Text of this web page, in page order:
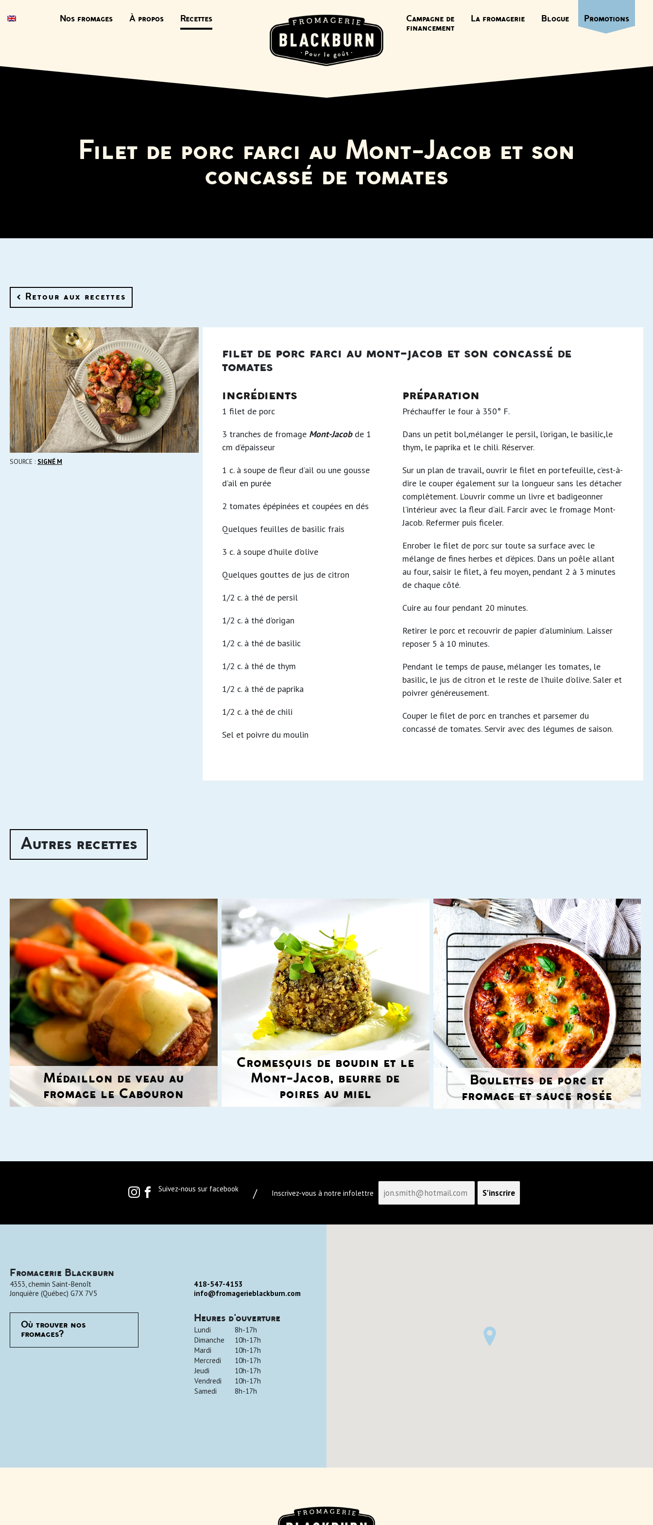
Nos fromages À propos Recettes
Campagne de
financement
La fromagerie Blogue Promotions
Filet de porc farci au Mont-Jacob et son
concassé de tomates
< Retour aux recettes
SOURCE : SIGNÉ M
filet de porc farci au mont-jacob et son concassé de
tomates
ingrédients
1 filet de porc
3 tranches de fromageMont-Jacobde 1
cm d’épaisseur
1 c. à soupe de fleur d’ail ou une gousse
d’ail en purée
2 tomates épépinées et coupées en dés
Quelques feuilles de basilic frais
3 c. à soupe d’huile d’olive
Quelques gouttes de jus de citron
1/2 c. à thé de persil
1/2 c. à thé d’origan
1/2 c. à thé de basilic
1/2 c. à thé de thym
1/2 c. à thé de paprika
1/2 c. à thé de chili
Sel et poivre du moulin
préparation
Préchauffer le four à 350° F.
Dans un petit bol,mélanger le persil, l’origan, le basilic,le
thym, le paprika et le chili. Réserver.
Sur un plan de travail, ouvrir le filet en portefeuille, c’est-à-
dire le couper également sur la longueur sans les détacher
complètement. L’ouvrir comme un livre et badigeonner
l’intérieur avec la fleur d’ail. Farcir avec le fromage Mont-
Jacob. Refermer puis ficeler.
Enrober le filet de porc sur toute sa surface avec le
mélange de fines herbes et d’épices. Dans un poêle allant
au four, saisir le filet, à feu moyen, pendant 2 à 3 minutes
de chaque côté.
Cuire au four pendant 20 minutes.
Retirer le porc et recouvrir de papier d’aluminium. Laisser
reposer 5 à 10 minutes.
Pendant le temps de pause, mélanger les tomates, le
basilic, le jus de citron et le reste de l’huile d’olive. Saler et
poivrer généreusement.
Couper le filet de porc en tranches et parsemer du
concassé de tomates. Servir avec des légumes de saison.
Autres recettes
Médaillon de veau au
fromage le Cabouron
Cromesquis de boudin et le
Mont-Jacob, beurre de
poires au miel
Boulettes de porc et
fromage et sauce rosée
Suivez-nous sur facebook / Inscrivez-vous à notre infolettre
Fromagerie Blackburn
4353, chemin Saint-Benoît
Jonquière (Québec) G7X 7V5
418-547-4153
info@fromagerieblackburn.com
Où trouver nos
fromages?
Heures d'ouverture
Lundi
8h-17h
Dimanche
10h-17h
Mardi
10h-17h
Mercredi
10h-17h
Jeudi
10h-17h
Vendredi
10h-17h
Samedi
8h-17h